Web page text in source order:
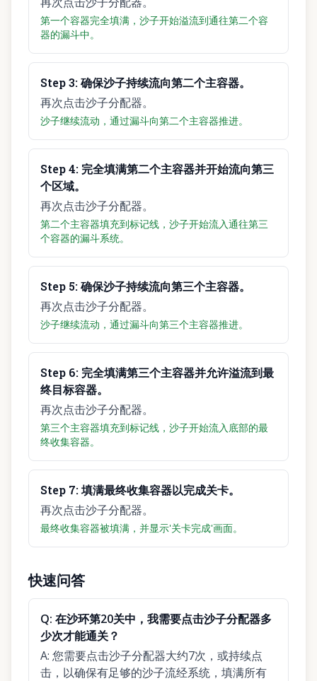
第一个容器完全填满，沙子开始溢流到通往第二个容
器的漏斗中。
Step3:确保沙子持续流向第二个主容器。
再次点击沙子分配器。
沙子继续流动，通过漏斗向第二个主容器推进。
Step4: 完全填满第二个主容器并开始流向第三
个区域。
再次点击沙子分配器。
第二个主容器填充到标记线，沙子开始流入通往第三
个容器的漏斗系统。
Step 5:确保沙子持续流向第三个主容器。
再次点击沙子分配器。
沙子继续流动，通过漏斗向第三个主容器推进。
Step 6: 完全填满第三个主容器并允许溢流到最
终目标容器。
再次点击沙子分配器。
第三个主容器填充到标记线，沙子开始流入底部的最
终收集容器。
Step 7:填满最终收集容器以完成关卡。
再次点击沙子分配器。
最终收集容器被填满，并显示'关卡完成'画面。
快速问答
Q: 在沙环第20关中，我需要点击沙子分配器多
少次才能通关？
A: 您需要点击沙子分配器大约7次，或持续点
击，以确保有足够的沙子流经系统，填满所有